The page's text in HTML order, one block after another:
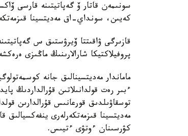
سونىمەن قاتار ۆ گەپاتيتىنە قارسى
كەيىن، سونداي-اق مەديتسينا قىزمەتكەرلەرىنە 0-1-6 ايلىق سحەما
قازىرگى ۋاقىتتا ۆيرۋستىق س
پروفيلاكتيكا شارالارىنىڭ ماڭىزى
ماماندار مەديتسينالىق جانە
ءبىر رەت قولدانىلاتىن قۇرالداردىڭ
توسقاۋىلدىق قورعانىس قۇرالدارىن
مەديتسينا قىزمەتكەرلەرى ينفەكسيالىق
كۋرسىنان ءوتۋى ءتيىس.